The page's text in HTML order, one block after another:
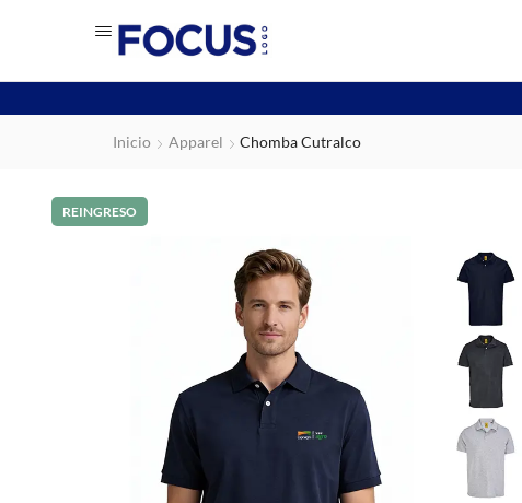
Inicio Apparel Chomba Cutralco
REINGRESO